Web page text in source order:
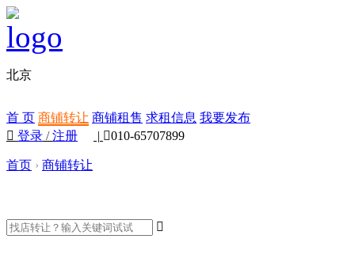
北京
首 页 商铺转让 商铺租售 求租信息 我要发布
 登录 /注册 | 010-65707899
首页 › 商铺转让
